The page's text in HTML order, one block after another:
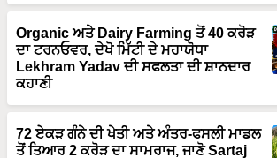
Organic ਅਤੇ Dairy Farming ਤੋਂ 40 ਕਰੋੜ
ਦਾ ਟਰਨਓਵਰ, ਦੇਖੋ ਮਿੱਟੀ ਦੇ ਮਹਾਯੋਧਾ
Lekhram Yadav ਦੀ ਸਫਲਤਾ ਦੀ ਸ਼ਾਨਦਾਰ
ਕਹਾਣੀ
72 ਏਕੜ ਗੰਨੇ ਦੀ ਖੇਤੀ ਅਤੇ ਅੰਤਰ-ਫਸਲੀ ਮਾਡਲ
ਤੋਂ ਤਿਆਰ 2 ਕਰੋੜ ਦਾ ਸਾਮਰਾਜ, ਜਾਣੋ Sartaj